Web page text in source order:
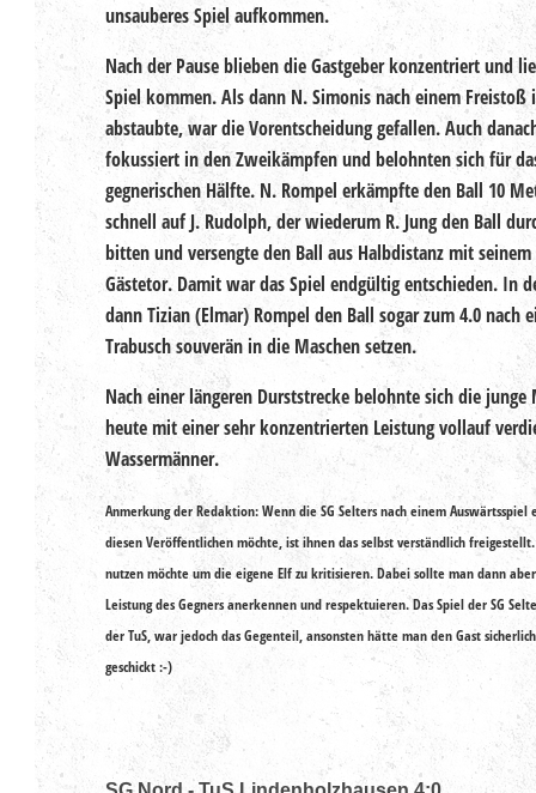
unsauberes Spiel aufkommen.
Nach der Pause blieben die Gastgeber konzentriert und
Spiel kommen. Als dann N. Simonis nach einem
abstaubte, war die Vorentscheidung gefallen. Auch
fokussiert in den Zweikämpfen und belohnten sich für
gegnerischen Hälfte. N. Rompel erkämpfte den Ball 10
schnell auf J. Rudolph, der wiederum R. Jung den Ball
bitten und versengte den Ball aus Halbdistanz mit
Gästetor. Damit war das Spiel endgültig entschieden. In
dann Tizian (Elmar) Rompel den Ball sogar zum 4.0 nach
Trabusch souverän in die Maschen setzen.
Nach einer längeren Durststrecke belohnte sich die
heute mit einer sehr konzentrierten Leistung vollauf
Wassermänner.
Anmerkung der Redaktion: Wenn die SG Selters nach einem
diesen Veröffentlichen möchte, ist ihnen das selbst verständlich
nutzen möchte um die eigene Elf zu kritisieren. Dabei sollte man dann
Leistung des Gegners anerkennen und respektuieren. Das Spiel der SG
der TuS, war jedoch das Gegenteil, ansonsten hätte man den Gast
geschickt :-)